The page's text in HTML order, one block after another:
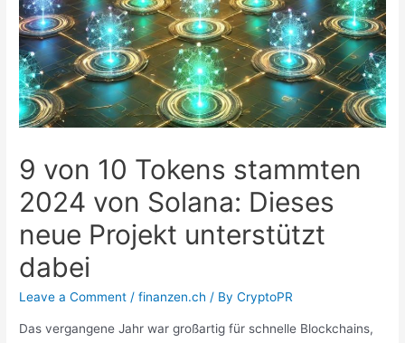
9 von 10 Tokens stammten
2024 von Solana: Dieses
neue Projekt unterstützt
dabei
Leave a Comment /finanzen.ch / ByCryptoPR
Das vergangene Jahr war großartig für schnelle Blockchains,